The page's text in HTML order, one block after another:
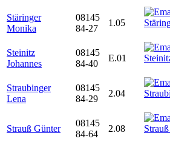
Stäringer
Monika
08145
84-27
1.05
Steinitz
Johannes
08145
84-40
E.01
Straubinger
Lena
08145
84-29
2.04
Strauß Günter
08145
84-64
2.08